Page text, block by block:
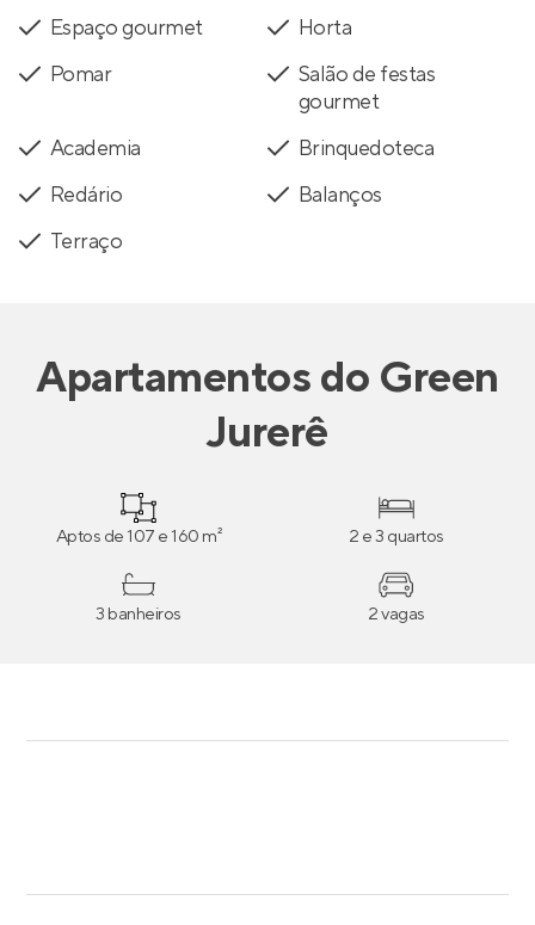
Espaço gourmet
Horta
Pomar
Salão de festas
gourmet
Academia
Brinquedoteca
Redário
Balanços
Terraço
Apartamentosdo Green
Jurerê
Aptos de 107 e 160 m² 2 e 3 quartos
3 banheiros 2 vagas